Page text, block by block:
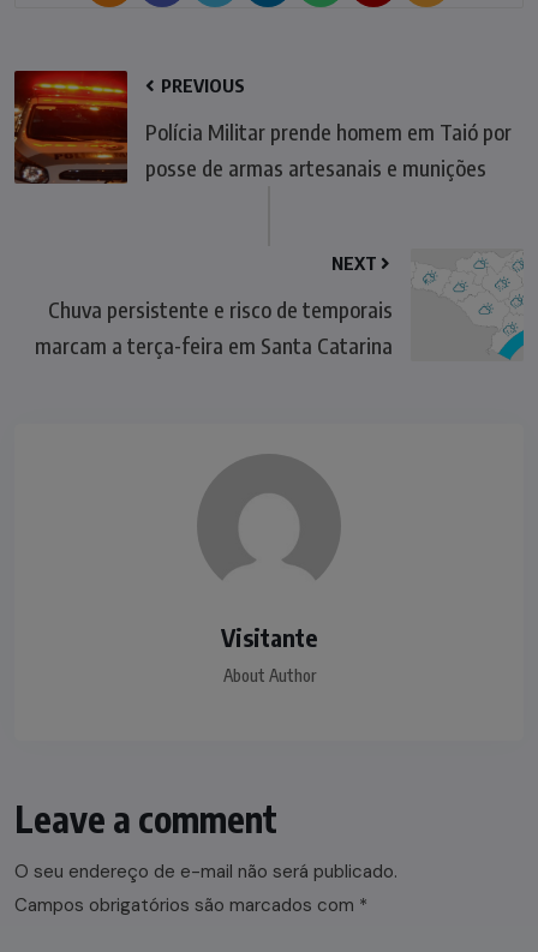
PREVIOUS
Polícia Militar prende homem em Taió por
posse de armas artesanais e munições
NEXT
Chuva persistente e risco de temporais
marcam a terça-feira em Santa Catarina
Visitante
About Author
Leave a comment
O seu endereço de e-mail não será publicado.
Campos obrigatórios são marcados com *